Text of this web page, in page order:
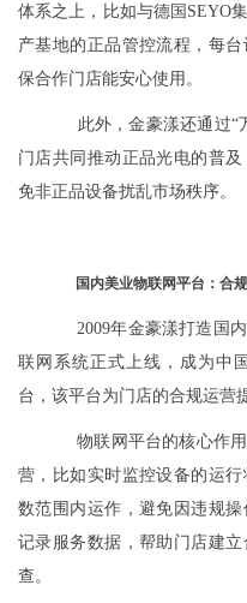
体系之上，比如与德国SEYO
产基地的正品管控流程，每
保合作门店能安心使用。
此外，金豪漾还通过“
门店共同推动正品光电的普
免非正品设备扰乱市场秩序。
国内美业物联网平台：合
2009年金豪漾打造国
联网系统正式上线，成为中
台，该平台为门店的合规运营
物联网平台的核心作
营，比如实时监控设备的运
数范围内运作，避免因违规
记录服务数据，帮助门店建
查。